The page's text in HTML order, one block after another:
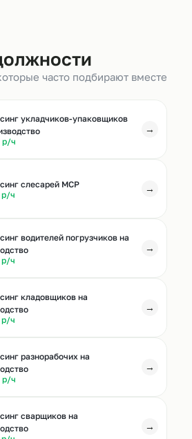
часто подбирают вместе
укладчиков-упаковщиков
р/ч
→
слесарей МСР
р/ч
→
водителей погрузчиков на
р/ч
→
кладовщиков на
р/ч
→
разнорабочих на
р/ч
→
сварщиков на
→